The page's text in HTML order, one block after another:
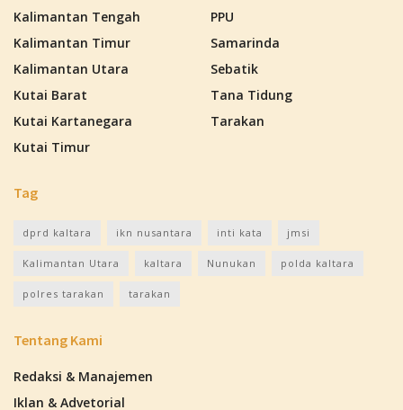
Kalimantan Tengah
Kalimantan Timur
Kalimantan Utara
Kutai Barat
Kutai Kartanegara
Kutai Timur
PPU
Samarinda
Sebatik
Tana Tidung
Tarakan
Tag
dprd kaltara ikn nusantara inti kata jmsi
Kalimantan Utara kaltara Nunukan polda kaltara
polres tarakan tarakan
Tentang Kami
Redaksi & Manajemen
Iklan & Advetorial